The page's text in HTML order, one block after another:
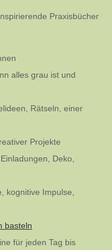
Praxisbücher
alles grau ist und
Rätseln, einer
Projekte
Deko,
kognitive Impulse,
basteln
für jeden Tag bis